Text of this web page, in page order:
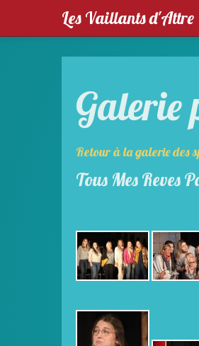
Les Vaillants d'Attre
Galerie
Retour à la galerie des
Tous Mes Reves